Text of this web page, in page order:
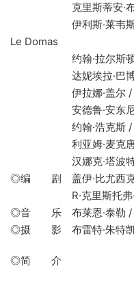
克里斯蒂安·布鲁
伊利斯·莱韦斯克 /
Le Domas
约翰·拉尔斯顿 /
达妮埃拉·巴博萨 /
伊拉娜·盖尔 /
安德鲁·安东尼 /
约翰·浩克斯 /
利亚姆·麦克唐纳 /
汉娜克·塔波特 /
◎编 剧 盖伊·比尤西克
R·克里斯托弗·墨
◎音 乐 布莱恩·泰勒 /
◎摄 影 布雷特·朱特凯
◎简 介